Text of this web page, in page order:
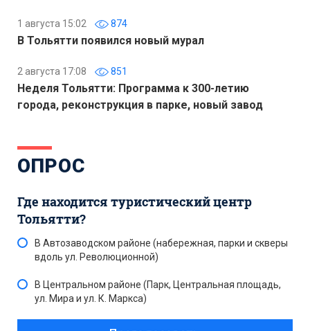
1 августа 15:02 874
В Тольятти появился новый мурал
2 августа 17:08 851
Неделя Тольятти: Программа к 300-летию
города, реконструкция в парке, новый завод
ОПРОС
Где находится туристический центр
Тольятти?
В Автозаводском районе (набережная, парки и скверы
вдоль ул. Революционной)
В Центральном районе (Парк, Центральная площадь,
ул. Мира и ул. К. Маркса)